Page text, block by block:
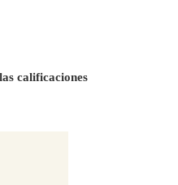
calificaciones